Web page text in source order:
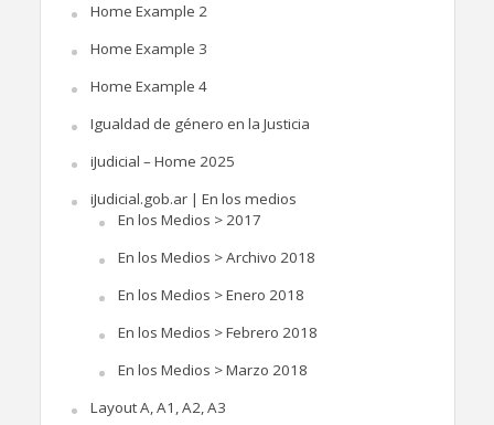
Home Example 2
Home Example 3
Home Example 4
Igualdad de género en la Justicia
iJudicial – Home 2025
iJudicial.gob.ar | En los medios
En los Medios > 2017
En los Medios > Archivo 2018
En los Medios > Enero 2018
En los Medios > Febrero 2018
En los Medios > Marzo 2018
Layout A, A1, A2, A3